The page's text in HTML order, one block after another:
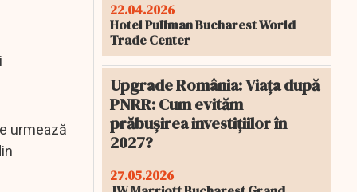
urmează
22.04.2026
Hotel Pullman Bucharest World
Trade Center
Upgrade România: Viața după
PNRR: Cum evităm
prăbușirea investițiilor în
2027?
27.05.2026